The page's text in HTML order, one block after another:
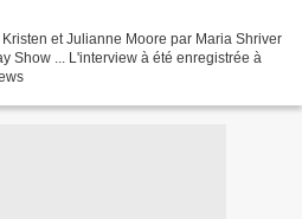
et Julianne Moore par Maria Shriver
Show ... L'interview à été enregistrée à